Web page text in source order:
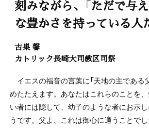
刻みながら、「ただで与
な豊かさを持っている人
古巣 馨
カトリック長崎大司教区司祭
イエスの福音の言葉に「天地の主である
めたたえます。あなたはこれらのことを
い者には隠して、幼子のような者にお示
うです。父よ、これは御心に適うことでし